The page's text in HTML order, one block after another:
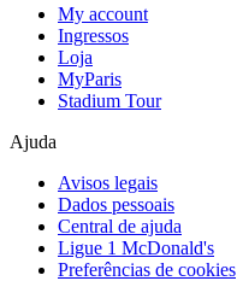
My account
Ingressos
Loja
MyParis
Stadium Tour
Ajuda
Avisos legais
Dados pessoais
Central de ajuda
Ligue 1 McDonald's
Preferências de cookies